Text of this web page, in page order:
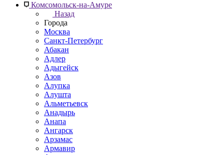
Комсомольск-на-Амуре
Назад
Города
Москва
Санкт-Петербург
Абакан
Адлер
Адыгейск
Азов
Алупка
Алушта
Альметьевск
Анадырь
Анапа
Ангарск
Арзамас
Армавир